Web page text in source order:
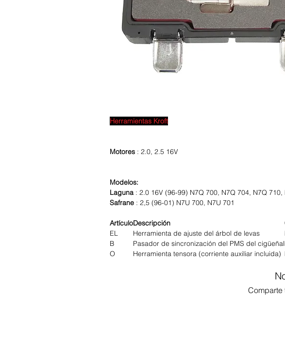
Herramientas Kroft
Motores : 2.0, 2.5 16V
Modelos:
Laguna : 2.0 16V (96-99) N7Q 700, N7Q 704, N7Q 710,
Safrane : 2,5 (96-01) N7U 700, N7U 701
ArtículoDescripción
EL
Herramienta de ajuste del árbol de levas
B
Pasador de sincronización del PMS del cigüeñal
O
Herramienta tensora (corriente auxiliar incluida)
Comparte